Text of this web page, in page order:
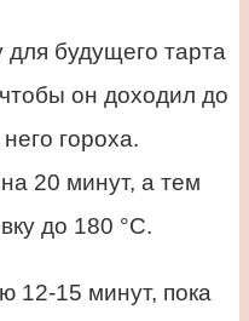
будущего тарта
он доходил до
гороха.
20 минут, а тем
до 180 °С.
12-15 минут, пока